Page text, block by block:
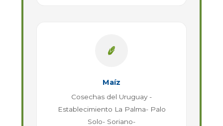
Maíz
Cosechas del Uruguay -
Establecimiento La Palma- Palo
Solo- Soriano-